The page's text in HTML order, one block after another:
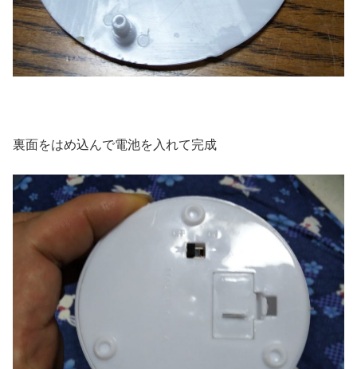
裏面をはめ込んで電池を入れて完成